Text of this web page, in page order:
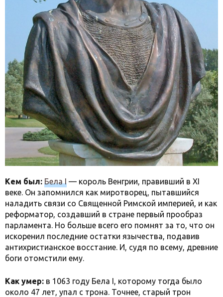
Кем был: Бела I — король Венгрии, правивший в XI
веке. Он запомнился как миротворец, пытавшийся
наладить связи со Священной Римской империей, и как
реформатор, создавший в стране первый прообраз
парламента. Но больше всего его помнят за то, что он
искоренил последние остатки язычества, подавив
антихристианское восстание. И, судя по всему, древние
боги отомстили ему.
Как умер: в 1063 году Бела I, которому тогда было
около 47 лет, упал с трона. Точнее, старый трон